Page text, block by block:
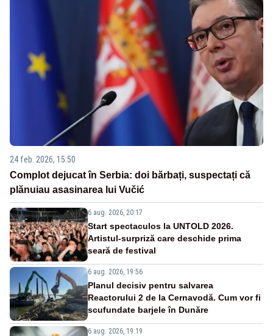
24 feb. 2026, 15:50
Complot dejucat în Serbia: doi bărbați, suspectați că
plănuiau asasinarea lui Vučić
6 aug. 2026, 20:17
Start spectaculos la UNTOLD 2026.
Artistul-surpriză care deschide prima
seară de festival
6 aug. 2026, 19:56
Planul decisiv pentru salvarea
Reactorului 2 de la Cernavodă. Cum vor fi
scufundate barjele în Dunăre
6 aug. 2026, 19:19